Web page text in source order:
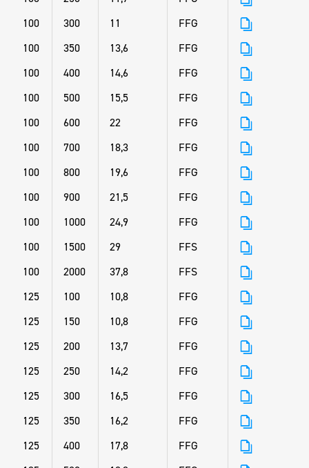
100
300 11
FFG
100
350 13,6
FFG
100
400 14,6
FFG
100
500 15,5
FFG
100
600 22
FFG
100
700 18,3
FFG
100
800 19,6
FFG
100
900 21,5
FFG
100
1000 24,9
FFG
100
1500 29
FFS
100
2000 37,8
FFS
125
100 10,8
FFG
125
150 10,8
FFG
125
200 13,7
FFG
125
250 14,2
FFG
125
300 16,5
FFG
125
350 16,2
FFG
125
400 17,8
FFG